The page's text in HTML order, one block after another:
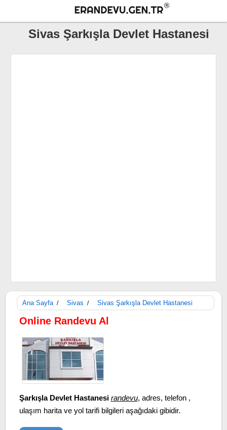
Sivas Şarkışla Devlet Hastanesi
Ana Sayfa / Sivas / Sivas Şarkışla Devlet Hastanesi
Online Randevu Al
Şarkışla Devlet Hastanesi randevu, adres, telefon ,
ulaşım harita ve yol tarifi bilgileri aşağıdaki gibidir.